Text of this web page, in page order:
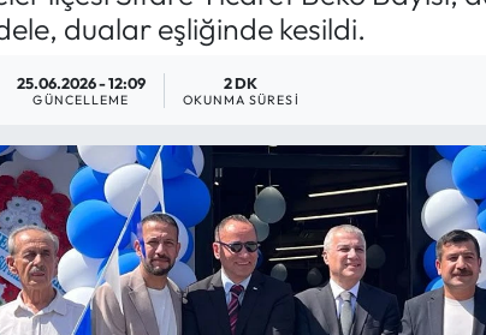
dualar eşliğinde kesildi.
25.06.2026 - 12:09
GÜNCELLEME
2 DK
OKUNMA SÜRESI